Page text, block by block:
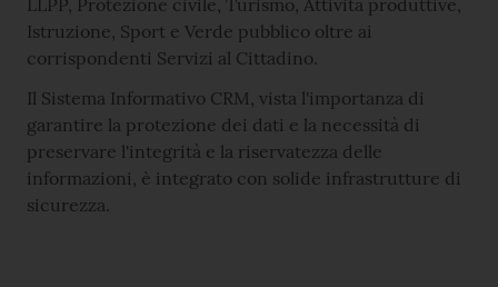
Istruzione, Sport e Verde pubblico oltre ai
corrispondenti Servizi al Cittadino.
Il Sistema Informativo CRM, vista l'importanza di
garantire la protezione dei dati e la necessità di
preservare l'integrità e la riservatezza delle
informazioni, è integrato con solide infrastrutture di
sicurezza.